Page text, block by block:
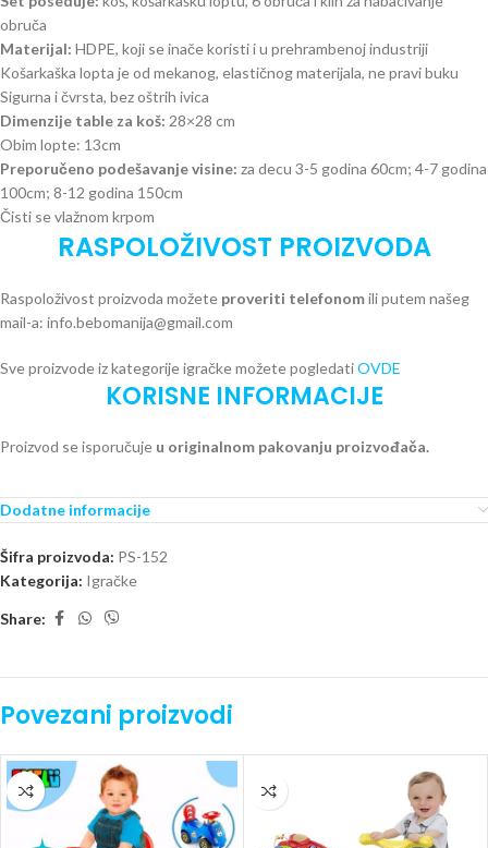
obruča
Materijal: HDPE, koji se inače koristi i u prehrambenoj industriji
Košarkaška lopta je od mekanog, elastičnog materijala, ne pravi buku
Sigurna i čvrsta, bez oštrih ivica
Dimenzije table za koš: 28×28 cm
Obim lopte: 13cm
Preporučeno podešavanje visine: za decu 3-5 godina 60cm; 4-7 godina
100cm; 8-12 godina 150cm
Čisti se vlažnom krpom
RASPOLOŽIVOST PROIZVODA
Raspoloživost proizvoda možete proveriti telefonomili putem našeg
mail-a: info.bebomanija@gmail.com
Sve proizvode iz kategorije igračke možete pogledatiOVDE
KORISNE INFORMACIJE
Proizvod se isporučuje u originalnom pakovanju proizvođača.
Dodatne informacije
Šifra proizvoda: PS-152
Kategorija: Igračke
Share:
Povezani proizvodi